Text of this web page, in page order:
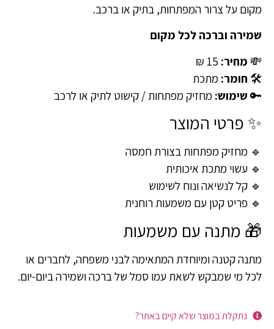
מקום על צרור המפתחות, בתיק או ברכב.
שמירה וברכה לכל מקום
💸 מחיר:
🛠 חומר: מתכת
🔑 שימוש: מחזיק מפתחות / קישוט לתיק או לרכב
✨ פרטי המוצר
🔹 מחזיק מפתחות בצורת חמסה
🔹 עשוי מתכת איכותית
🔹 קל לנשיאה ונוח לשימוש
🔹 פריט קטן עם משמעות רוחנית
🎁 מתנה עם משמעות
מתנה קטנה ומיוחדת המתאימה לבני משפחה, לחברים או
לכל מי שמבקש לשאת עמו סמל של ברכה ושמירה ביום-יום.
נתקלת במוצר שלא קיים באתר?